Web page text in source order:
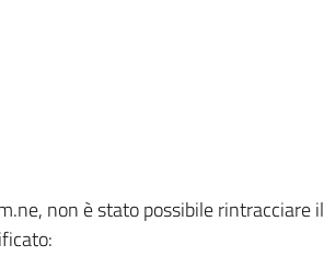
non è stato possibile rintracciare il